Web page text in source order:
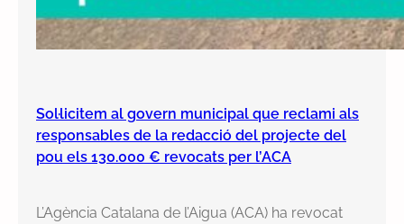
Sol·licitem al govern municipal que reclami als
responsables de la redacció del projecte del
pou els 130.000 € revocats per l’ACA
L’Agència Catalana de l’Aigua (ACA) ha revocat